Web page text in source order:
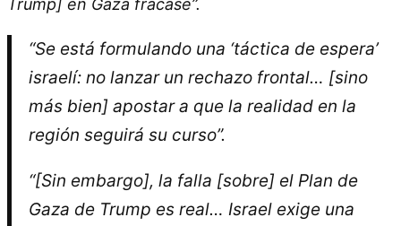
“Se está formulando una ‘táctica de espera’
israelí: no lanzar un rechazo frontal… [sino
más bien] apostar a que la realidad en la
región seguirá su curso”.
“[Sin embargo], la falla [sobre] el Plan de
Gaza de Trump es real… Israel exige una